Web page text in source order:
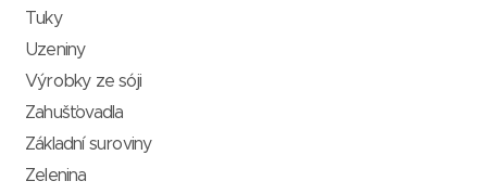
Tuky
Uzeniny
Výrobky ze sóji
Zahušťovadla
Základní suroviny
Zelenina